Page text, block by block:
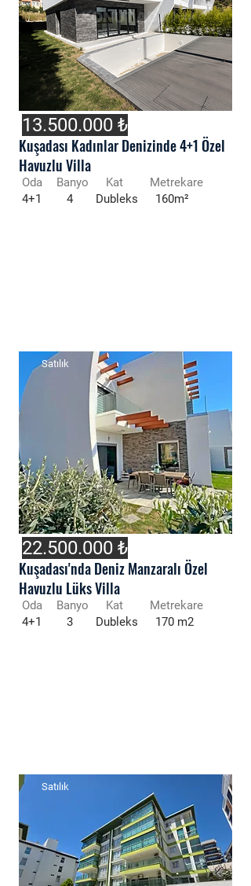
13.500.000₺
Kuşadası Kadınlar Denizinde 4+1 Özel
Havuzlu Villa
Oda
4+1
Banyo
4
Kat
Dubleks
Metrekare
160m²
Satılık
22.500.000₺
Kuşadası'nda Deniz Manzaralı Özel
Havuzlu Lüks Villa
Oda
4+1
Banyo
3
Kat
Dubleks
Metrekare
170 m2
Satılık